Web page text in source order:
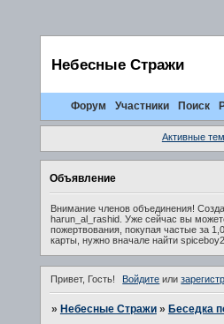
Небесные Стражи
Форум Участники Поиск
Активные
Объявление
Внимание членов объединения!
harun_al_rashid. Уже сейчас вы
пожертвования, покупая частые за
карты, нужно вначале найти
Привет, Гость! Войдите или
» Небесные Стражи » Беседка